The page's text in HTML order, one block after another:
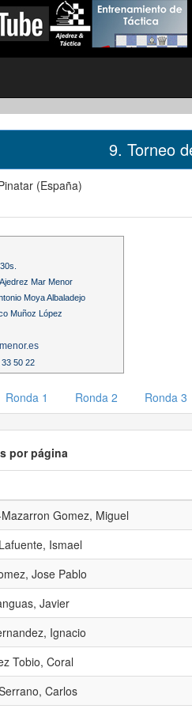
9. Torneo
(España)
Mar Menor
Moya Albaladejo
Muñoz López
50 22
Ronda 1 Ronda 2 Ronda 3
por página
Gomez, Miguel
Ismael
Jose Pablo
Javier
Ignacio
Tobio, Coral
Carlos